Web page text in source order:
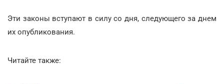
Эти законы вступают в силу со дня, следующего за днем
их опубликования.
Читайте также: